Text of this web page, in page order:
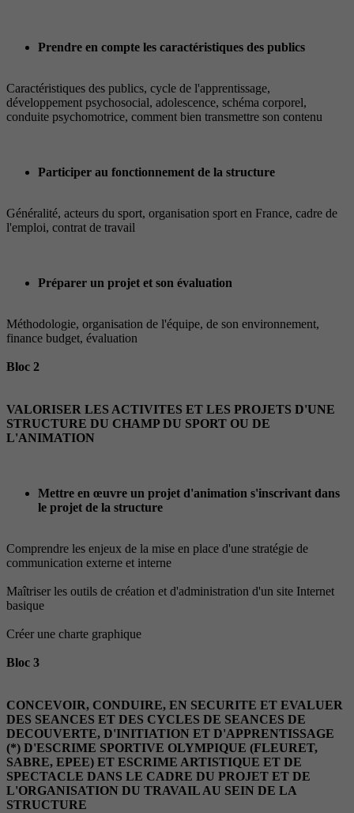
Prendre en compte les caractéristiques des publics
Caractéristiques des publics, cycle de l'apprentissage,
développement psychosocial, adolescence, schéma corporel,
conduite psychomotrice, comment bien transmettre son contenu
Participer au fonctionnement de la structure
Généralité, acteurs du sport, organisation sport en France, cadre de
l'emploi, contrat de travail
Préparer un projet et son évaluation
Méthodologie, organisation de l'équipe, de son environnement,
finance budget, évaluation
Bloc 2
VALORISER LES ACTIVITES ET LES PROJETS D'UNE
STRUCTURE DU CHAMP DU SPORT OU DE
L'ANIMATION
Mettre en œuvre un projet d'animation s'inscrivant dans
le projet de la structure
Comprendre les enjeux de la mise en place d'une stratégie de
communication externe et interne
Maîtriser les outils de création et d'administration d'un site Internet
basique
Créer une charte graphique
Bloc 3
CONCEVOIR, CONDUIRE, EN SECURITE ET EVALUER
DES SEANCES ET DES CYCLES DE SEANCES DE
DECOUVERTE, D'INITIATION ET D'APPRENTISSAGE
(*) D'ESCRIME SPORTIVE OLYMPIQUE (FLEURET,
SABRE, EPEE) ET ESCRIME ARTISTIQUE ET DE
SPECTACLE DANS LE CADRE DU PROJET ET DE
L'ORGANISATION DU TRAVAIL AU SEIN DE LA
STRUCTURE